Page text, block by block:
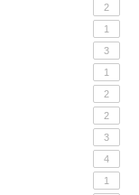
2
1
3
1
2
2
3
4
1